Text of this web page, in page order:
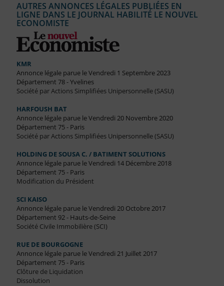
AUTRES ANNONCES LÉGALES PUBLIÉES EN
LIGNE DANS LE JOURNAL HABILITÉ LE NOUVEL
ECONOMISTE
KMR
Annonce légale parue le Vendredi 1 Septembre 2023
Département 78 - Yvelines
Société par Actions Simplifiées Unipersonnelle (SASU)
HARFOUSH BAT
Annonce légale parue le Vendredi 20 Novembre 2020
Département 75 - Paris
Société par Actions Simplifiées Unipersonnelle (SASU)
HOLDING DE SOUSA C. / BATIMENT SOLUTIONS
Annonce légale parue le Vendredi 14 Décembre 2018
Département 75 - Paris
Modification du Président
SCI KAISO
Annonce légale parue le Vendredi 20 Octobre 2017
Département 92 - Hauts-de-Seine
Société Civile Immobilière (SCI)
RUE DE BOURGOGNE
Annonce légale parue le Vendredi 21 Juillet 2017
Département 75 - Paris
Clôture de Liquidation
Dissolution